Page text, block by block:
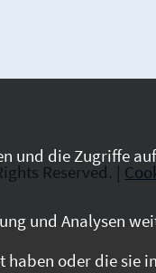
Reserved. |
und die Zugriffe
und Analysen
oder die sie